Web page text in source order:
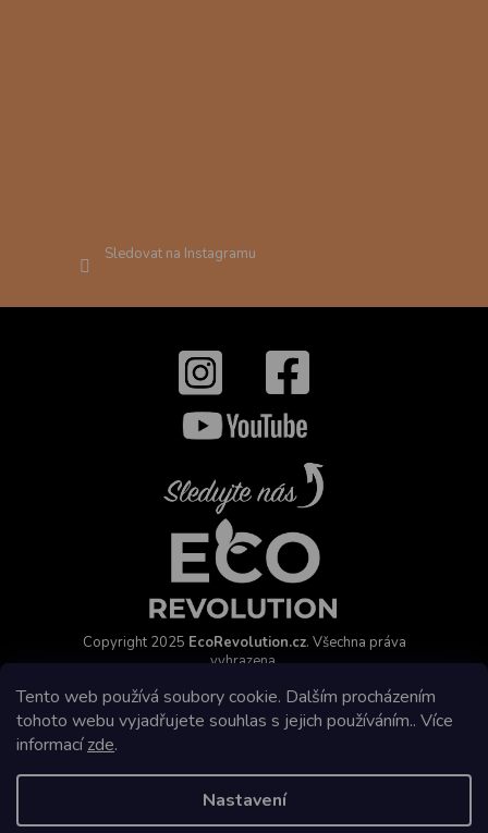
Tento web používá soubory cookie. Dalším procházením
tohoto webu vyjadřujete souhlas s jejich používáním.. Více
informacízde.
Nastavení
Sledovat na Instagramu
Copyright 2025 EcoRevolution.cz. Všechna práva
vyhrazena.
Affiliate program